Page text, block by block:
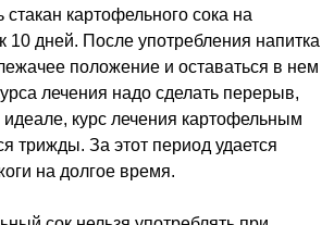
стакан картофельного сока на
10 дней. После употребления напитка
положение и оставаться в нем
лечения надо сделать перерыв,
курс лечения картофельным
трижды. За этот период удается
на долгое время.